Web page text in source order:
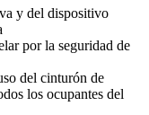
y del dispositivo
por la seguridad de
del cinturón de
los ocupantes del